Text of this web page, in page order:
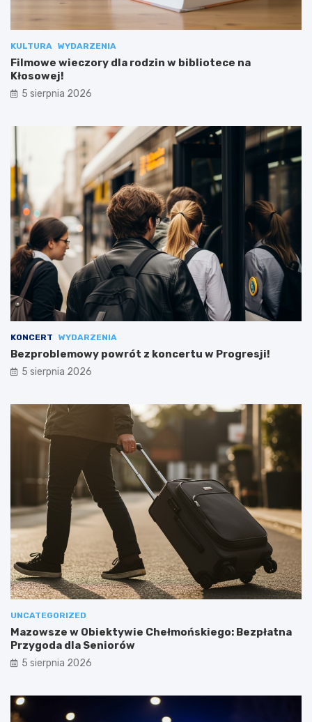
KULTURA WYDARZENIA
Filmowe wieczory dla rodzin w bibliotece na
Kłosowej!
5 sierpnia 2026
KONCERT WYDARZENIA
Bezproblemowy powrót z koncertu w Progresji!
5 sierpnia 2026
UNCATEGORIZED
Mazowsze w Obiektywie Chełmońskiego: Bezpłatna
Przygoda dla Seniorów
5 sierpnia 2026